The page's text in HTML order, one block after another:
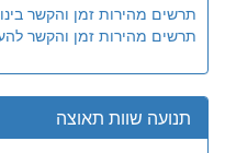
תרשים מהירות זמן והקשר
תרשים מהירות זמן והקשר
תנועה שוות תאוצה